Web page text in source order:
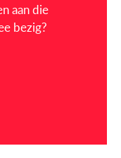
aan die
bezig?